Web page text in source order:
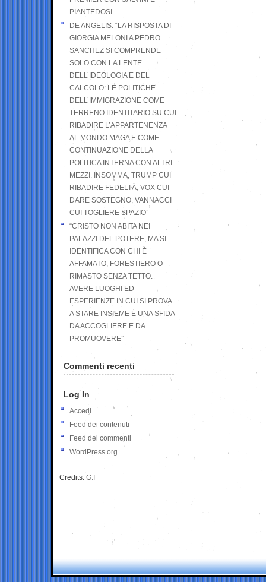
PIANTEDOSI
DE ANGELIS: “LA RISPOSTA DI
GIORGIA MELONI A PEDRO
SANCHEZ SI COMPRENDE
SOLO CON LA LENTE
DELL’IDEOLOGIA E DEL
CALCOLO: LE POLITICHE
DELL’IMMIGRAZIONE COME
TERRENO IDENTITARIO SU CUI
RIBADIRE L’APPARTENENZA
AL MONDO MAGA E COME
CONTINUAZIONE DELLA
POLITICA INTERNA CON ALTRI
MEZZI. INSOMMA, TRUMP CUI
RIBADIRE FEDELTÀ, VOX CUI
DARE SOSTEGNO, VANNACCI
CUI TOGLIERE SPAZIO”
“CRISTO NON ABITA NEI
PALAZZI DEL POTERE, MA SI
IDENTIFICA CON CHI È
AFFAMATO, FORESTIERO O
RIMASTO SENZA TETTO.
AVERE LUOGHI ED
ESPERIENZE IN CUI SI PROVA
A STARE INSIEME È UNA SFIDA
DA ACCOGLIERE E DA
PROMUOVERE”
Commenti recenti
Log In
Accedi
Feed dei contenuti
Feed dei commenti
WordPress.org
Credits: G.I